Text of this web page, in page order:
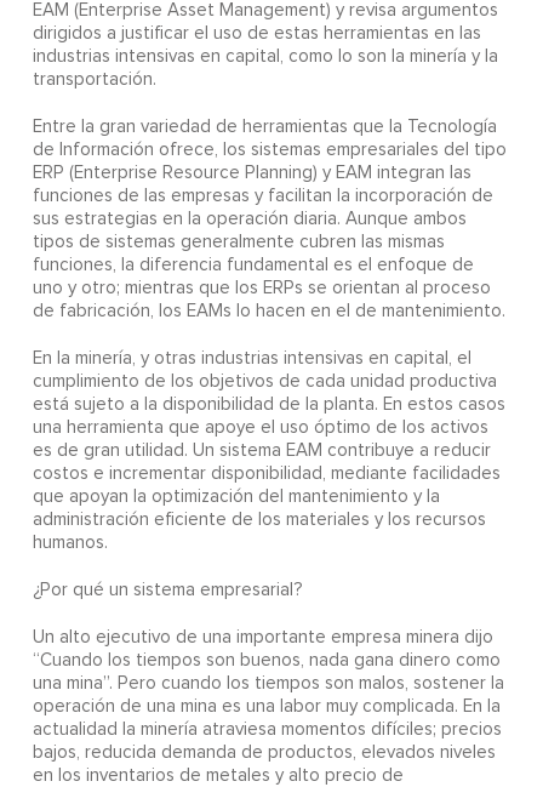
EAM (Enterprise Asset Management) y revisa argumentos
dirigidos a justificar el uso de estas herramientas en las
industrias intensivas en capital, como lo son la minería y la
transportación.
Entre la gran variedad de herramientas que la Tecnología
de Información ofrece, los sistemas empresariales del tipo
ERP (Enterprise Resource Planning) y EAM integran las
funciones de las empresas y facilitan la incorporación de
sus estrategias en la operación diaria. Aunque ambos
tipos de sistemas generalmente cubren las mismas
funciones, la diferencia fundamental es el enfoque de
uno y otro; mientras que los ERPs se orientan al proceso
de fabricación, los EAMs lo hacen en el de mantenimiento.
En la minería, y otras industrias intensivas en capital, el
cumplimiento de los objetivos de cada unidad productiva
está sujeto a la disponibilidad de la planta. En estos casos
una herramienta que apoye el uso óptimo de los activos
es de gran utilidad. Un sistema EAM contribuye a reducir
costos e incrementar disponibilidad, mediante facilidades
que apoyan la optimización del mantenimiento y la
administración eficiente de los materiales y los recursos
humanos.
¿Por qué un sistema empresarial?
Un alto ejecutivo de una importante empresa minera dijo
“Cuando los tiempos son buenos, nada gana dinero como
una mina”. Pero cuando los tiempos son malos, sostener la
operación de una mina es una labor muy complicada. En la
actualidad la minería atraviesa momentos difíciles; precios
bajos, reducida demanda de productos, elevados niveles
en los inventarios de metales y alto precio de